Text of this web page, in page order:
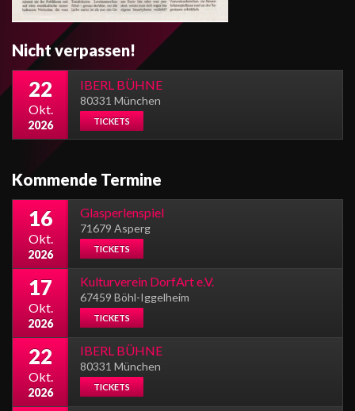
Nicht verpassen!
22
Okt.
2026
IBERL BÜHNE
80331 München
TICKETS
Kommende Termine
16
Okt.
2026
Glasperlenspiel
71679 Asperg
TICKETS
17
Okt.
2026
Kulturverein DorfArt e.V.
67459 Böhl-Iggelheim
TICKETS
22
Okt.
2026
IBERL BÜHNE
80331 München
TICKETS